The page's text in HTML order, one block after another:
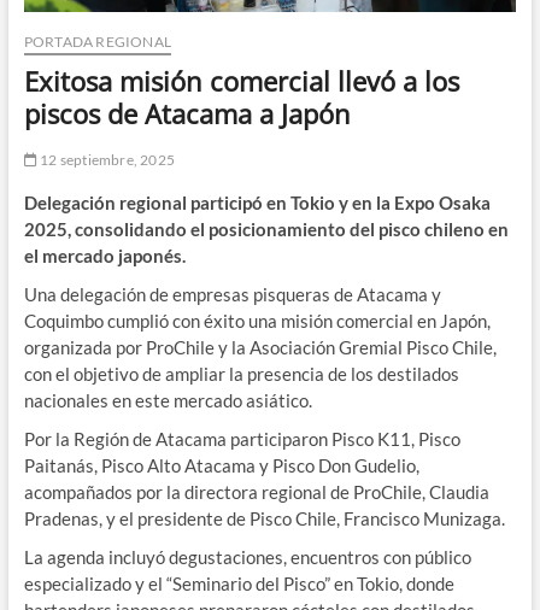
PORTADA REGIONAL
Exitosa misión comercial llevó a los
piscos de Atacama a Japón
12 septiembre, 2025
Delegación regional participó en Tokio y en la Expo Osaka
2025, consolidando el posicionamiento del pisco chileno en
el mercado japonés.
Una delegación de empresas pisqueras de Atacama y
Coquimbo cumplió con éxito una misión comercial en Japón,
organizada por ProChile y la Asociación Gremial Pisco Chile,
con el objetivo de ampliar la presencia de los destilados
nacionales en este mercado asiático.
Por la Región de Atacama participaron Pisco K11, Pisco
Paitanás, Pisco Alto Atacama y Pisco Don Gudelio,
acompañados por la directora regional de ProChile, Claudia
Pradenas, y el presidente de Pisco Chile, Francisco Munizaga.
La agenda incluyó degustaciones, encuentros con público
especializado y el “Seminario del Pisco” en Tokio, donde